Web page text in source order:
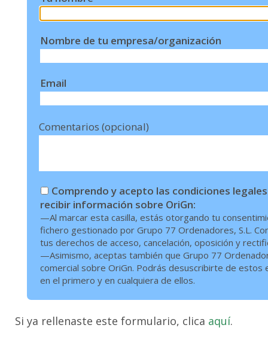
Nombre de tu empresa/organización
Email
Comentarios (opcional)
Comprendo y acepto las condiciones
recibir información sobre OriGn:
—Al marcar esta casilla, estás otorgando tu
fichero gestionado por Grupo 77 Ordenadores, S.L.
tus derechos de acceso, cancelación, oposición y
—Asimismo, aceptas también que Grupo 77
comercial sobre OriGn. Podrás desuscribirte de estos
en el primero y en cualquiera de ellos.
Si ya rellenaste este formulario, clica aquí.